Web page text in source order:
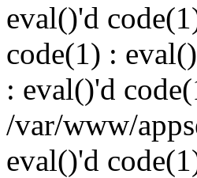
eval()'d
code(1) :
: eval()'d
/var/www/
eval()'d